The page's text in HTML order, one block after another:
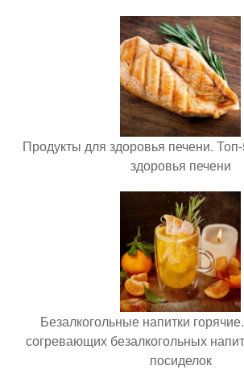
Продукты для здоровья печени.
здоровья печени
Безалкогольные напитки
согревающих безалкогольных
посиделок